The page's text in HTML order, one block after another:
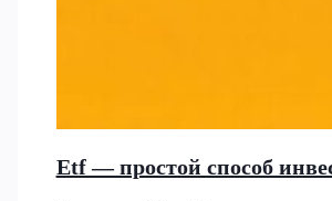
Etf — простой способ